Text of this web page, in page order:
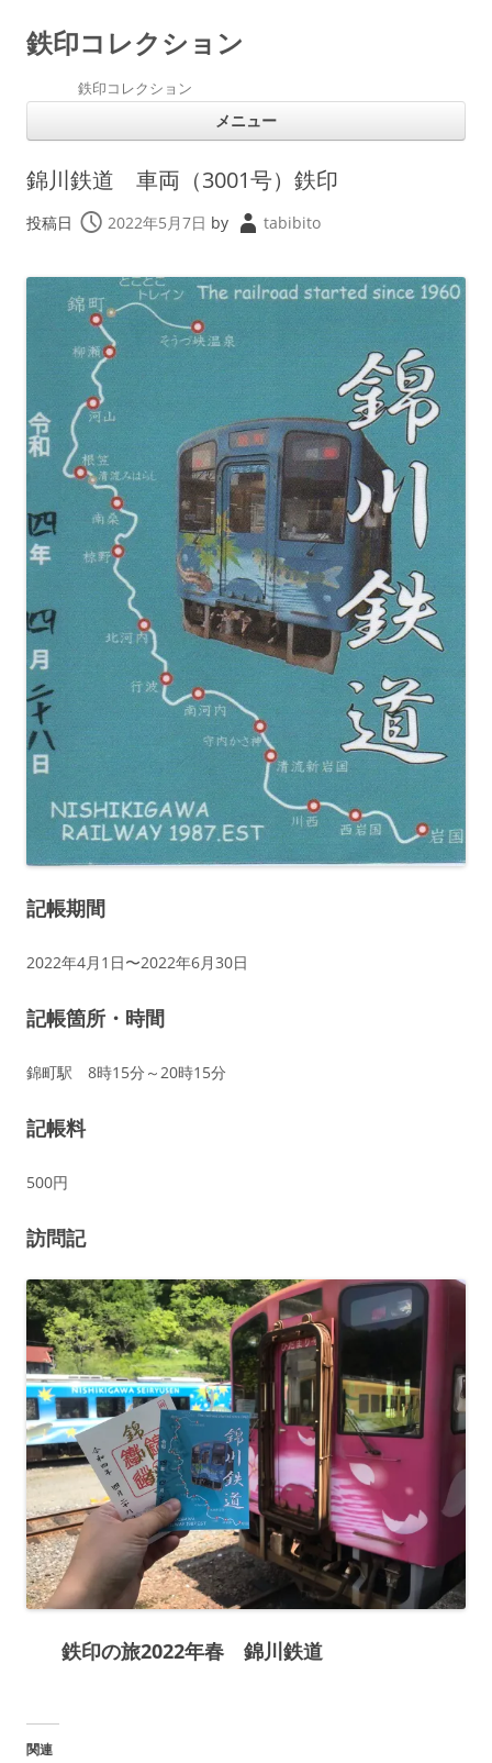
鉄印コレクション
鉄印コレクション
メニュー
錦川鉄道 車両（3001号）鉄印
投稿日 2022年5月7日 by tabibito
記帳期間
2022年4月1日〜2022年6月30日
記帳箇所・時間
錦町駅 8時15分～20時15分
記帳料
500円
訪問記
鉄印の旅2022年春 錦川鉄道
関連